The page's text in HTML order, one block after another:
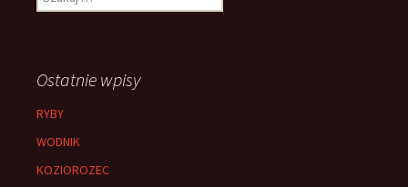
Ostatnie wpisy
RYBY
WODNIK
KOZIOROZEC